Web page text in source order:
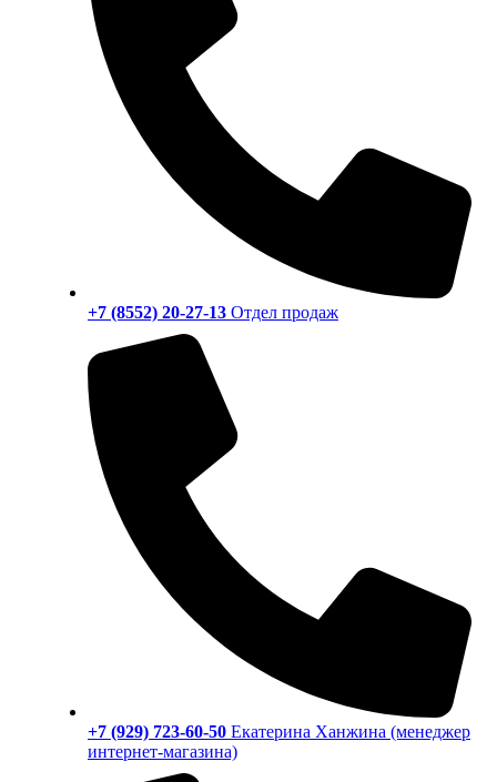
+7 (8552) 20-27-13 Отдел продаж
+7 (929) 723-60-50 Екатерина Ханжина (менеджер
интернет-магазина)